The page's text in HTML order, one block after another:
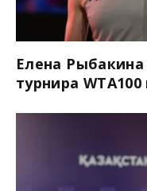
Елена
турнира